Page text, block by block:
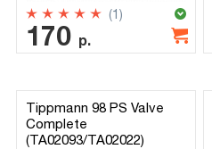
(1)
170 р.
Tippmann 98 PS Valve
Complete
(TA02093/TA02022)